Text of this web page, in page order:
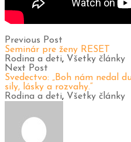
Previous Post
Seminár pre ženy RESET
Rodina a deti, Všetky články
Next Post
Svedectvo: „Boh nám nedal
sily, lásky a rozvahy.“
Rodina a deti, Všetky články